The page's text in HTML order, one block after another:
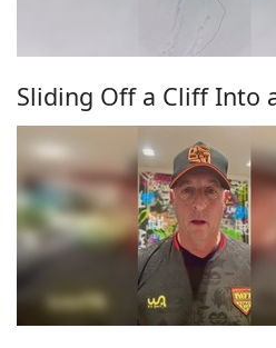
Sliding Off a Cliff Into